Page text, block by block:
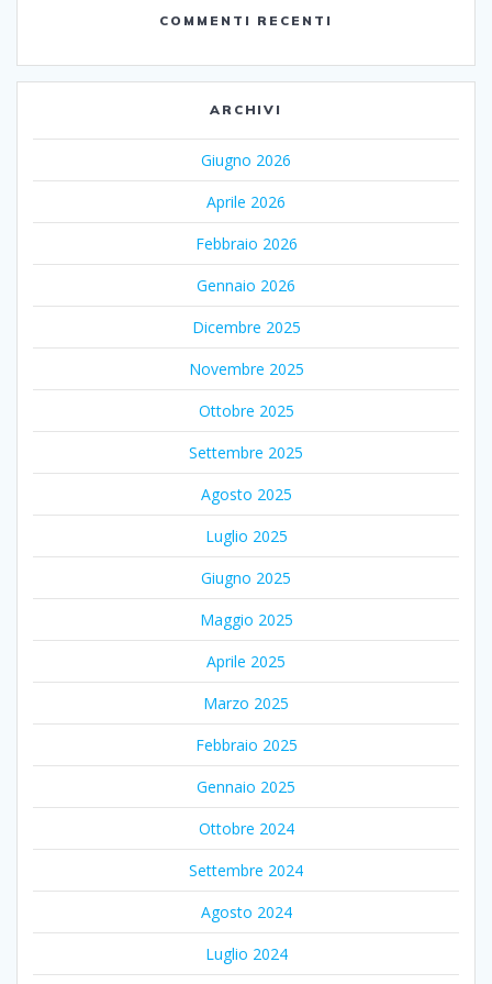
COMMENTI RECENTI
ARCHIVI
Giugno 2026
Aprile 2026
Febbraio 2026
Gennaio 2026
Dicembre 2025
Novembre 2025
Ottobre 2025
Settembre 2025
Agosto 2025
Luglio 2025
Giugno 2025
Maggio 2025
Aprile 2025
Marzo 2025
Febbraio 2025
Gennaio 2025
Ottobre 2024
Settembre 2024
Agosto 2024
Luglio 2024